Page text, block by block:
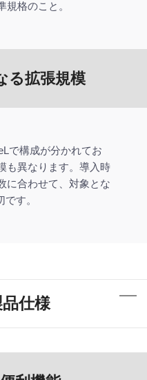
規格のこと。
る拡張規模
で構成が分かれてお
も異なります。導入時
に合わせて、対象とな
す。
仕様